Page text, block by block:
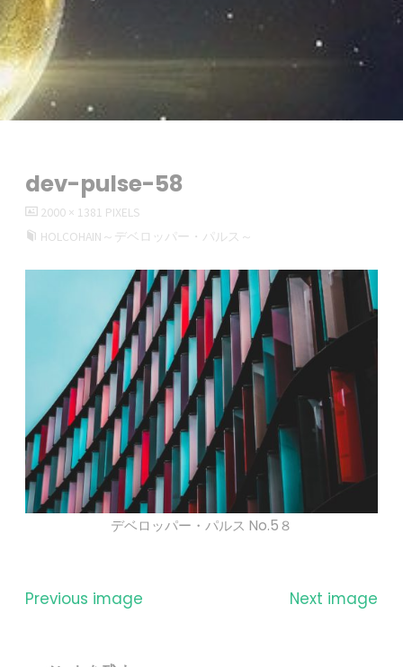
dev-pulse-58
FULL
SIZE
2000 × 1381 PIXELS
HOLCOHAIN～デベロッパー・パルス～
デベロッパー・パルス No.5８
Previous image Next image